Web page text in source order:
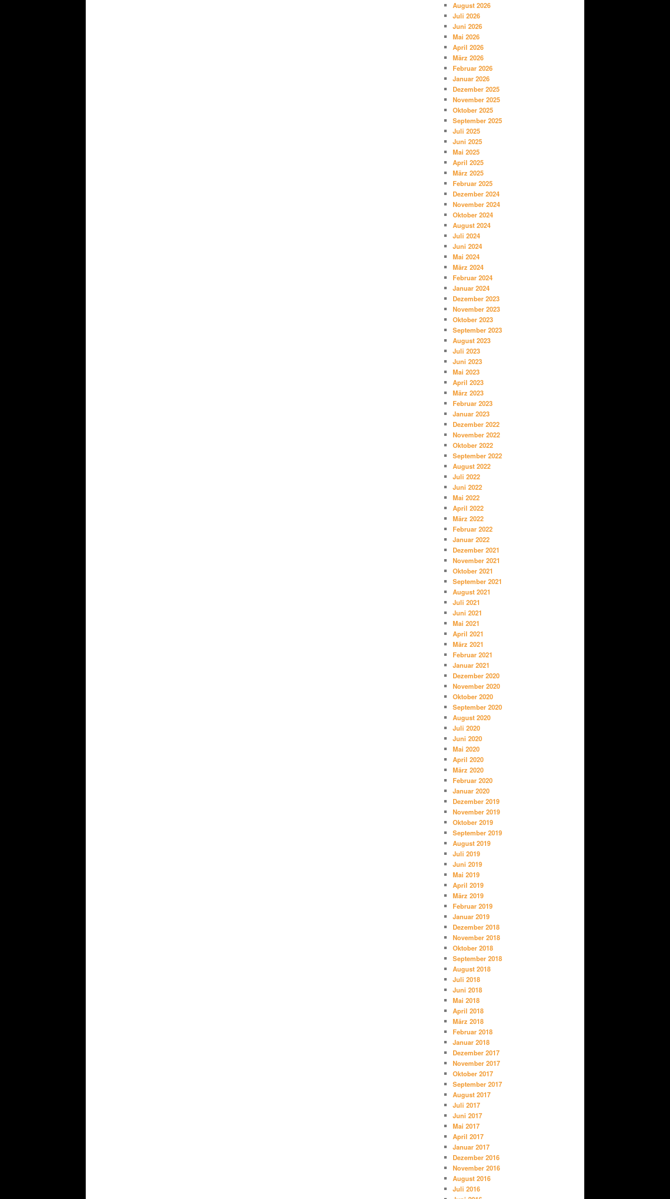
August 2026
Juli 2026
Juni 2026
Mai 2026
April 2026
März 2026
Februar 2026
Januar 2026
Dezember 2025
November 2025
Oktober 2025
September 2025
Juli 2025
Juni 2025
Mai 2025
April 2025
März 2025
Februar 2025
Dezember 2024
November 2024
Oktober 2024
August 2024
Juli 2024
Juni 2024
Mai 2024
März 2024
Februar 2024
Januar 2024
Dezember 2023
November 2023
Oktober 2023
September 2023
August 2023
Juli 2023
Juni 2023
Mai 2023
April 2023
März 2023
Februar 2023
Januar 2023
Dezember 2022
November 2022
Oktober 2022
September 2022
August 2022
Juli 2022
Juni 2022
Mai 2022
April 2022
März 2022
Februar 2022
Januar 2022
Dezember 2021
November 2021
Oktober 2021
September 2021
August 2021
Juli 2021
Juni 2021
Mai 2021
April 2021
März 2021
Februar 2021
Januar 2021
Dezember 2020
November 2020
Oktober 2020
September 2020
August 2020
Juli 2020
Juni 2020
Mai 2020
April 2020
März 2020
Februar 2020
Januar 2020
Dezember 2019
November 2019
Oktober 2019
September 2019
August 2019
Juli 2019
Juni 2019
Mai 2019
April 2019
März 2019
Februar 2019
Januar 2019
Dezember 2018
November 2018
Oktober 2018
September 2018
August 2018
Juli 2018
Juni 2018
Mai 2018
April 2018
März 2018
Februar 2018
Januar 2018
Dezember 2017
November 2017
Oktober 2017
September 2017
August 2017
Juli 2017
Juni 2017
Mai 2017
April 2017
Januar 2017
Dezember 2016
November 2016
August 2016
Juli 2016